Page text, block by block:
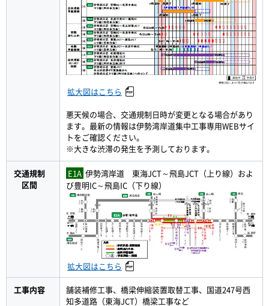
拡大図はこちら
悪天候の場合、交通規制日時が変更となる場合があり
ます。最新の情報は伊勢湾岸道集中工事専用WEBサイ
トをご確認ください。
※大きな渋滞の発生を予測しております。
交通規制
区間
E1A 伊勢湾岸道 東海JCT～飛島JCT（上り線）およ
び豊明IC～飛島IC（下り線）
拡大図はこちら
工事内容
舗装補修工事、橋梁伸縮装置取替工事、国道247号西
知多道路（東海JCT）橋梁工事など